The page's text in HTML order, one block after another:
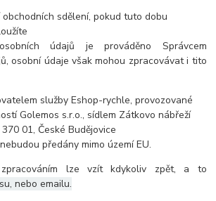
obchodních sdělení, pokud tuto dobu
údajů je prováděno Správcem
osobní údaje však mohou zpracovávat i tito
služby Eshop-rychle, provozované
Golemos s.r.o., sídlem Zátkovo nábřeží
01, České Budějovice
nebudou předány mimo území EU.
lze vzít kdykoliv zpět, a to
nebo emailu.